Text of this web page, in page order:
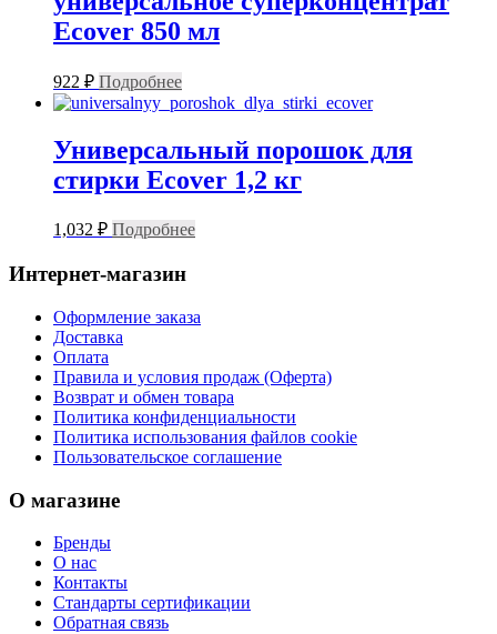
Ecover 850 мл
922 ₽ Подробнее
Универсальный порошок для
стирки Ecover 1,2 кг
1,032 ₽ Подробнее
Интернет-магазин
Оформление заказа
Доставка
Оплата
Правила и условия продаж (Оферта)
Возврат и обмен товара
Политика конфиденциальности
Политика использования файлов cookie
Пользовательское соглашение
О магазине
Бренды
О нас
Контакты
Стандарты сертификации
Обратная связь